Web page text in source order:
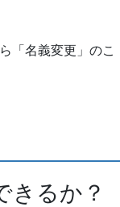
「名義変更」のこ
きるか？